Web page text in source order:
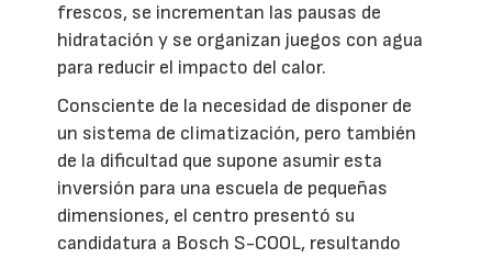
frescos, se incrementan las pausas de
hidratación y se organizan juegos con agua
para reducir el impacto del calor.
Consciente de la necesidad de disponer de
un sistema de climatización, pero también
de la dificultad que supone asumir esta
inversión para una escuela de pequeñas
dimensiones, el centro presentó su
candidatura a Bosch S-COOL, resultando